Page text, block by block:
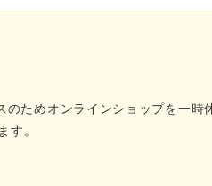
ためオンラインショップを一時
す。